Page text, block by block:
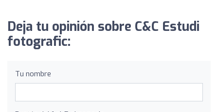
Deja tu opinión sobre C&C Estudi
fotografic:
Tu nombre